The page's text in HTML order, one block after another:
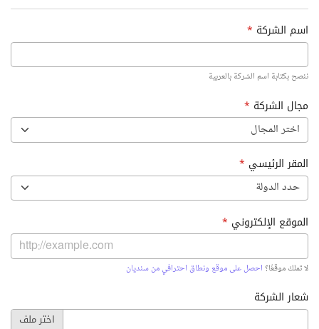
اسم الشركة *
ننصح بكتابة اسم الشركة بالعربية
مجال الشركة *
اختر المجال
المقر الرئيسي *
حدد الدولة
الموقع الإلكتروني *
لا تملك موقعًا؟ احصل على موقع ونطاق احترافي من سنديان
شعار الشركة